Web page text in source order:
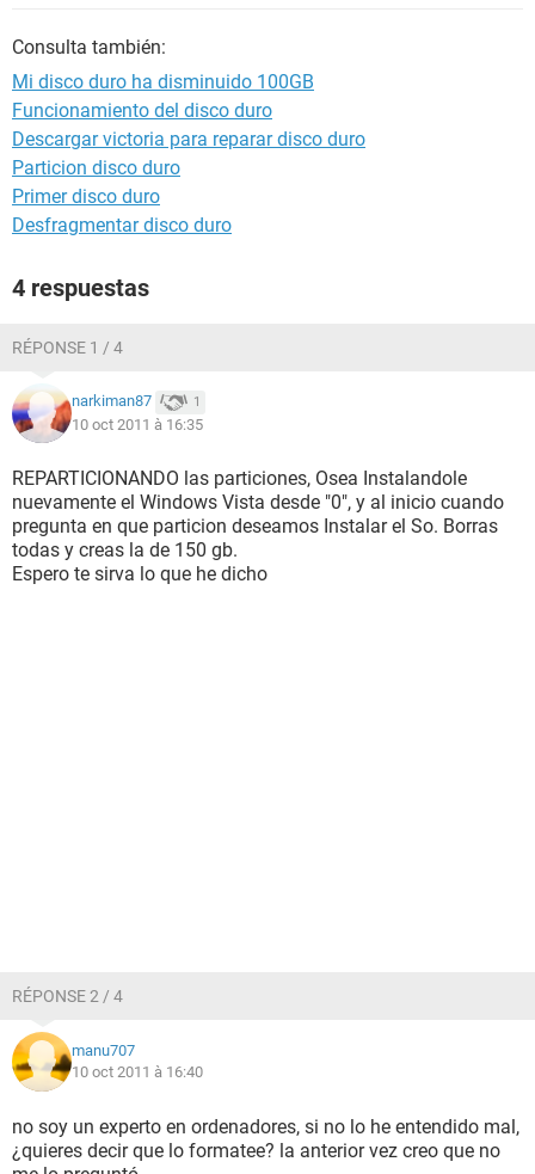
Consulta también:
Mi disco duro ha disminuido 100GB
Funcionamiento del disco duro
Descargar victoria para reparar disco duro
Particion disco duro
Primer disco duro
Desfragmentar disco duro
4 respuestas
RÉPONSE 1 / 4
narkiman87 1
10 oct 2011 à 16:35
REPARTICIONANDO las particiones, Osea Instalandole
nuevamente el Windows Vista desde "0", y al inicio cuando
pregunta en que particion deseamos Instalar el So. Borras
todas y creas la de 150 gb.
Espero te sirva lo que he dicho
RÉPONSE 2 / 4
manu707
10 oct 2011 à 16:40
no soy un experto en ordenadores, si no lo he entendido mal,
¿quieres decir que lo formatee? la anterior vez creo que no